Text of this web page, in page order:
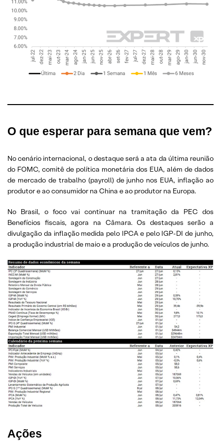
O que esperar para semana que vem?
No cenário internacional, o destaque será a ata da última reunião
do FOMC, comitê de política monetária dos EUA, além de dados
de mercado de trabalho (payroll) de junho nos EUA, inflação ao
produtor e ao consumidor na China e ao produtor na Europa.
No Brasil, o foco vai continuar na tramitação da PEC dos
Benefícios fiscais, agora na Câmara. Os destaques serão a
divulgação da inflação medida pelo IPCA e pelo IGP-DI de junho,
a produção industrial de maio e a produção de veículos de junho.
Ações